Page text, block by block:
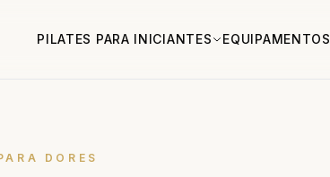
PILATES PARA INICIANTES EQUIPAMENTOS
DORES